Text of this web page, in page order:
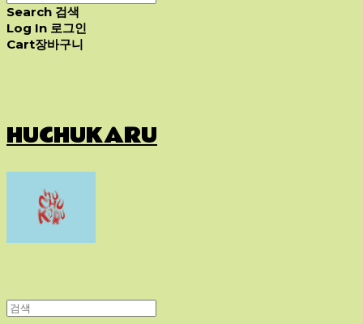
Search 검색
Log In 로그인
Cart장바구니
HUCHUKARU